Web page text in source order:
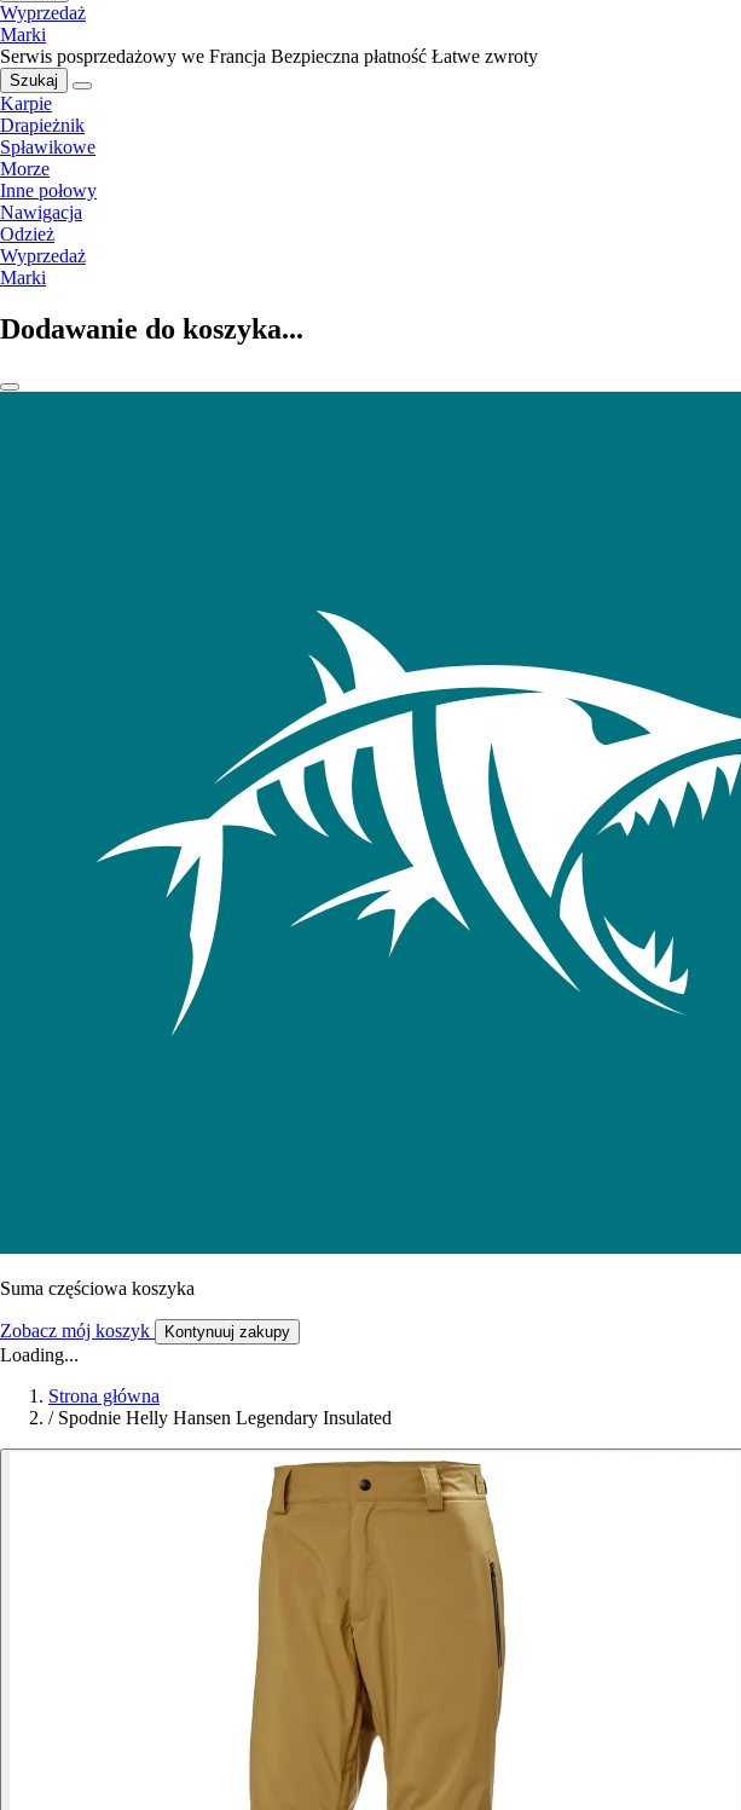
Wyprzedaż
Marki
Serwis posprzedażowy we Francja Bezpieczna płatność Łatwe zwroty
Szukaj
Karpie
Drapieżnik
Spławikowe
Morze
Inne połowy
Nawigacja
Odzież
Wyprzedaż
Marki
Dodawanie do koszyka...
Suma częściowa koszyka
Zobacz mój koszyk Kontynuuj zakupy
Loading...
Strona główna
/ Spodnie Helly Hansen Legendary Insulated